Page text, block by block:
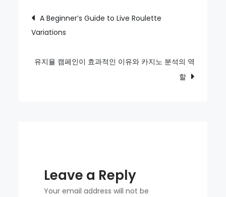
개
트
높
이
Post
navigation
A Beginner’s Guide to Live Roulette
Variations
유지율 캠페인이 효과적인 이유와 카지노 분석의 역
할
Leave a Reply
Your email address will not be